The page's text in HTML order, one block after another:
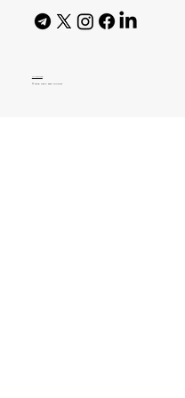
AI Policy
© 2026 High Bar Journal